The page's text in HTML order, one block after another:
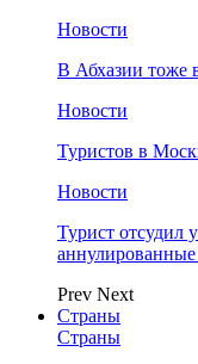
Новости
В Абхазии тоже
Новости
Туристов в
Новости
Турист отсудил
Prev Next
Страны
Страны